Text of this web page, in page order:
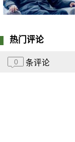
热门评论
0 条评论